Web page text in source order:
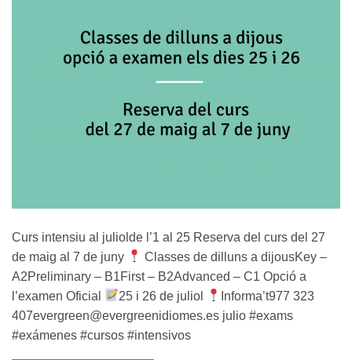
Curs intensiu al juliolde l’1 al 25 Reserva del curs del 27
de maig al 7 de juny
Classes de dilluns a dijousKey –
A2Preliminary – B1First – B2Advanced – C1 Opció a
l’examen Oficial
25 i 26 de juliol
Informa’t977 323
407evergreen@evergreenidiomes.es julio #exams
#exámenes #cursos #intensivos